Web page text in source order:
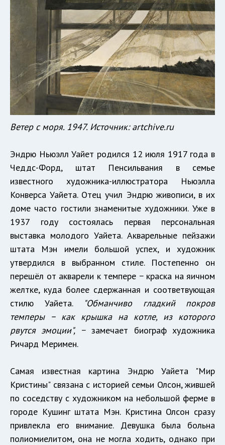
Ветер с моря. 1947. Источник: artchive.ru
Эндрю Ньюэлл Уайет родился 12 июля 1917 года в
Чеддс-Форд, штат Пенсильвания в семье
известного художника-иллюстратора Ньюэлла
Конверса Уайета. Отец учил Эндрю живописи, в их
доме часто гостили знаменитые художники. Уже в
1937 году состоялась первая персональная
выставка молодого Уайета. Акварельные пейзажи
штата Мэн имели большой успех, и художник
утвердился в выбранном стиле. Постепенно он
перешёл от акварели к темпере − краска на яичном
желтке, куда более сдержанная и соответвующая
стилю Уайета.
"Обманчиво гладкий покров
темперы − как крышка на котле, из которого
рвутся эмоции",− замечает биограф художника
Ричард Меримен.
Самая известная картина Эндрю Уайета "Мир
Кристины" связана с историей семьи Олсон, жившей
по соседству с художником на небольшой ферме в
городе Кушинг штата Мэн. Кристина Олсон сразу
привлекла его внимание. Девушка была больна
полиомиелитом, она не могла ходить, однако при